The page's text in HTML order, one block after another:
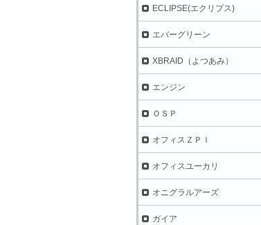
ECLIPSE(エクリプス)
エバーグリーン
XBRAID（よつあみ）
エンジン
ＯＳＰ
オフィスＺＰＩ
オフィスユーカリ
オニグラルアーズ
ガイア